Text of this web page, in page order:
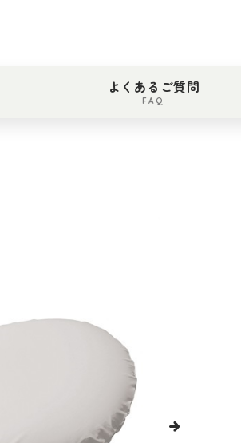
よくあるご質問
FAQ